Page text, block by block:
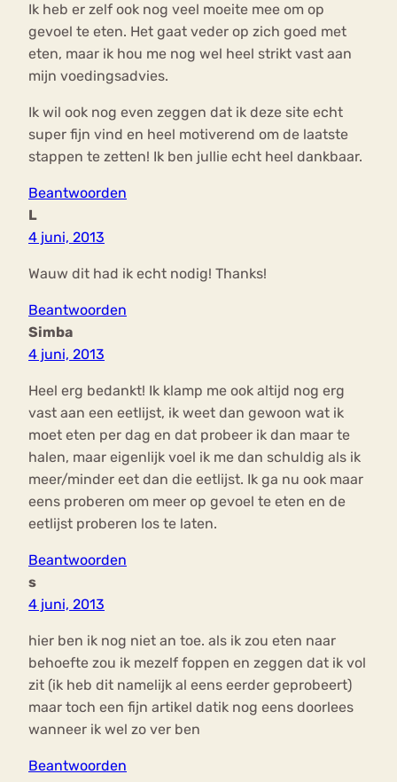
Ik heb er zelf ook nog veel moeite mee om op
gevoel te eten. Het gaat veder op zich goed met
eten, maar ik hou me nog wel heel strikt vast aan
mijn voedingsadvies.
Ik wil ook nog even zeggen dat ik deze site echt
super fijn vind en heel motiverend om de laatste
stappen te zetten! Ik ben jullie echt heel dankbaar.
Beantwoorden
L
4 juni, 2013
Wauw dit had ik echt nodig! Thanks!
Beantwoorden
Simba
4 juni, 2013
Heel erg bedankt! Ik klamp me ook altijd nog erg
vast aan een eetlijst, ik weet dan gewoon wat ik
moet eten per dag en dat probeer ik dan maar te
halen, maar eigenlijk voel ik me dan schuldig als ik
meer/minder eet dan die eetlijst. Ik ga nu ook maar
eens proberen om meer op gevoel te eten en de
eetlijst proberen los te laten.
Beantwoorden
s
4 juni, 2013
hier ben ik nog niet an toe. als ik zou eten naar
behoefte zou ik mezelf foppen en zeggen dat ik vol
zit (ik heb dit namelijk al eens eerder geprobeert)
maar toch een fijn artikel datik nog eens doorlees
wanneer ik wel zo ver ben
Beantwoorden